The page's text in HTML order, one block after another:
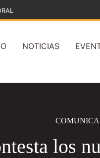
NOTICIAS
los